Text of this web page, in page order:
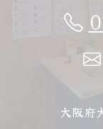
大阪府